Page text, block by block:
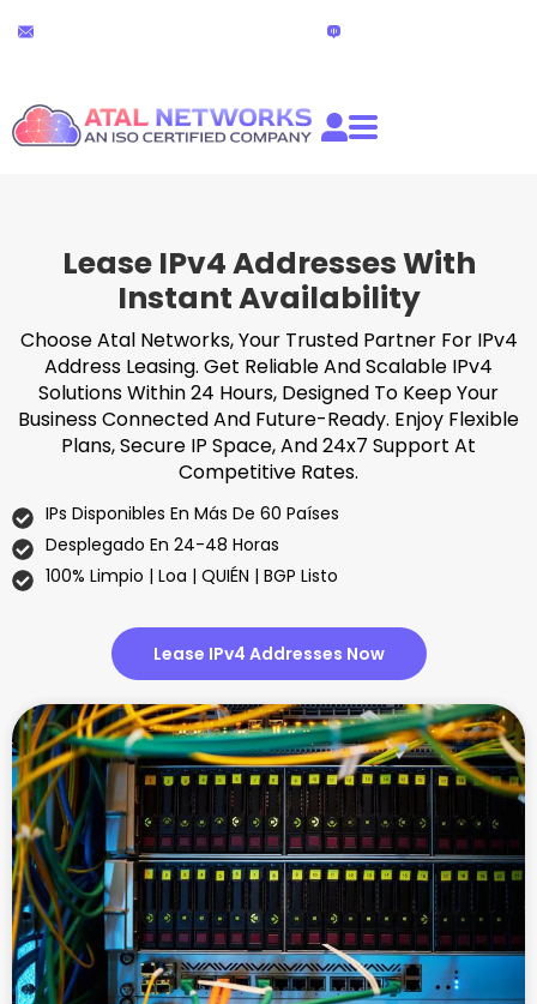
al
Lease IPv4 Addresses With
Instant Availability
Choose Atal Networks, Your Trusted Partner For IPv4
Address Leasing. Get Reliable And Scalable IPv4
Solutions Within 24 Hours, Designed To Keep Your
Business Connected And Future-Ready. Enjoy Flexible
Plans, Secure IP Space, And 24x7 Support At
Competitive Rates.
IPs Disponibles En Más De 60 Países
Desplegado En 24-48 Horas
100% Limpio | Loa | QUIÉN | BGP Listo
Lease IPv4 Addresses Now